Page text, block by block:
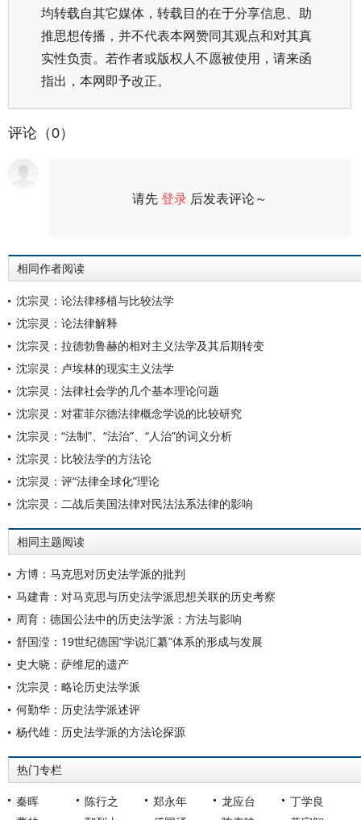
均转载自其它媒体，转载目的在于分享信息、助
推思想传播，并不代表本网赞同其观点和对其真
实性负责。若作者或版权人不愿被使用，请来函
指出，本网即予改正。
评论（0）
请先登录 后发表评论～
相同作者阅读
沈宗灵：论法律移植与比较法学
沈宗灵：论法律解释
沈宗灵：拉德勃鲁赫的相对主义法学及其后期转变
沈宗灵：卢埃林的现实主义法学
沈宗灵：法律社会学的几个基本理论问题
沈宗灵：对霍菲尔德法律概念学说的比较研究
沈宗灵：“法制”、“法治”、“人治”的词义分析
沈宗灵：比较法学的方法论
沈宗灵：评“法律全球化”理论
沈宗灵：二战后美国法律对民法法系法律的影响
相同主题阅读
方博：马克思对历史法学派的批判
马建青：对马克思与历史法学派思想关联的历史考察
周育：德国公法中的历史法学派：方法与影响
舒国滢：19世纪德国“学说汇纂”体系的形成与发展
史大晓：萨维尼的遗产
沈宗灵：略论历史法学派
何勤华：历史法学派述评
杨代雄：历史法学派的方法论探源
热门专栏
秦晖 陈行之 郑永年 龙应台
丁学良